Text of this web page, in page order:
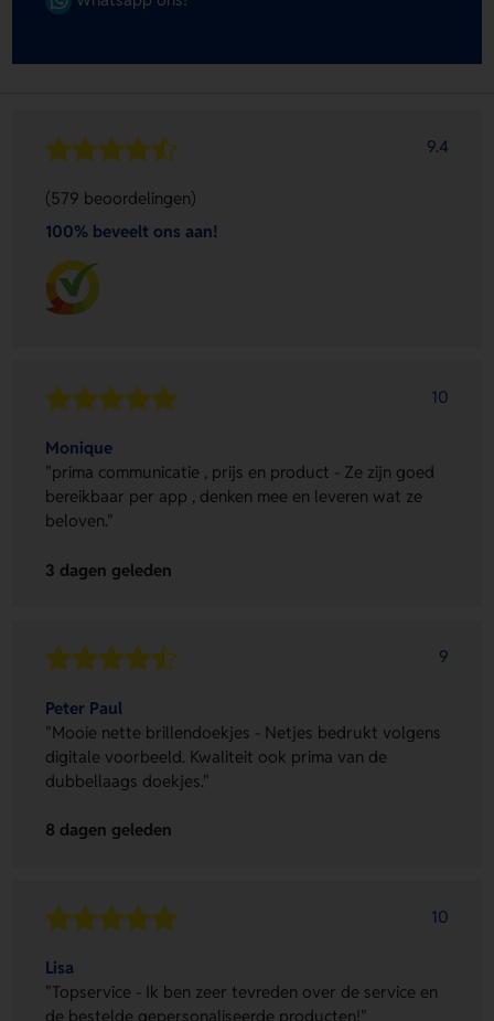
9.4
(579 beoordelingen)
100% beveelt ons aan!
10
Monique
"prima communicatie , prijs en product - Ze zijn goed
bereikbaar per app , denken mee en leveren wat ze
beloven."
3 dagen geleden
9
Peter Paul
"Mooie nette brillendoekjes - Netjes bedrukt volgens
digitale voorbeeld. Kwaliteit ook prima van de
dubbellaags doekjes."
8 dagen geleden
10
Lisa
"Topservice - Ik ben zeer tevreden over de service en
de bestelde gepersonaliseerde producten!"